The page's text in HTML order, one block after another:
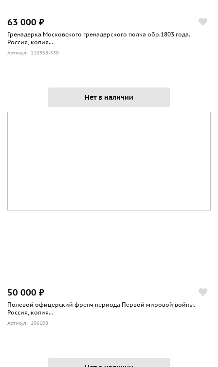
63 000 ₽
Гренадерка Московского гренадерского полка обр.1803 года.
Россия, копия...
Артикул: 110968-530
Нет в наличии
50 000 ₽
Полевой офицерский френч периода Первой мировой войны.
Россия, копия...
Артикул: 106108